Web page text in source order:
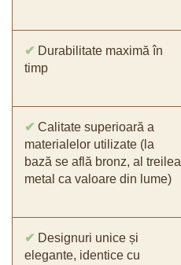
✔ Durabilitate maximă în
timp
✔ Calitate superioară a
materialelor utilizate (la
bază se află bronz, al treilea
metal ca valoare din lume)
✔ Designuri unice și
elegante, identice cu